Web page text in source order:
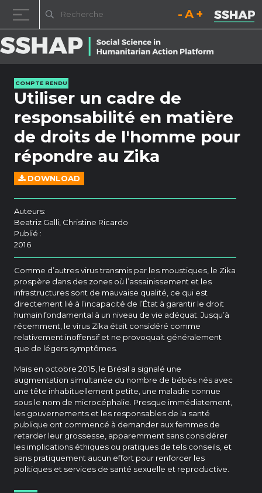
Diminuez la taille de la
Réinitialisez la
COMPTE RENDU
Utiliser un cadre de
responsabilité en matière
de droits de l'homme pour
répondre au Zika
DOWNLOAD
Auteurs:
Beatriz Galli, Christine Ricardo
Publié :
2016
Comme d’autres virus transmis par les moustiques, le Zika
prospère dans des zones où l’assainissement et les
infrastructures sont de mauvaise qualité, ce qui est
directement lié à l’incapacité de l’État à garantir le droit
humain fondamental à un niveau de vie adéquat. Jusqu’à
récemment, le virus Zika était considéré comme
relativement inoffensif et ne provoquait généralement
que de légers symptômes.
Mais en octobre 2015, le Brésil a signalé une
augmentation simultanée du nombre de bébés nés avec
une tête inhabituellement petite, une maladie connue
sous le nom de microcéphalie. Presque immédiatement,
les gouvernements et les responsables de la santé
publique ont commencé à demander aux femmes de
retarder leur grossesse, apparemment sans considérer
les implications éthiques ou pratiques de tels conseils, et
sans pratiquement aucun effort pour renforcer les
politiques et services de santé sexuelle et reproductive.